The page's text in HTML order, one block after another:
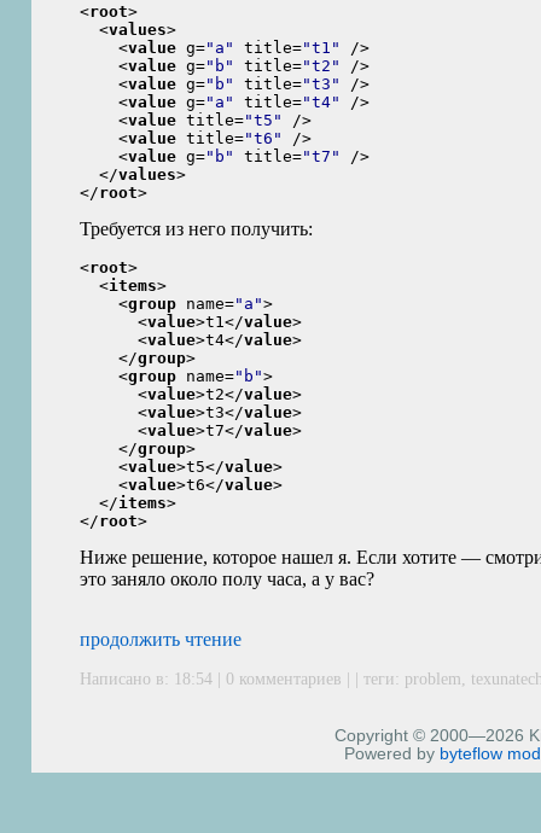
<root>
<values>
<value g="a" title="t1"
/>
<value g="b" title="t2"
/>
<value g="b" title="t3"
/>
<value g="a" title="t4"
/>
<value title="t5"
/>
<value title="t6"
/>
<value g="b" title="t7"
/>
</values>
</root>
Требуется из него получить:
<root>
<items>
<group name="a">
<value>t1</value>
<value>t4</value>
</group>
<group name="b">
<value>t2</value>
<value>t3</value>
<value>t7</value>
</group>
<value>t5</value>
<value>t6</value>
</items>
</root>
Ниже решение, которое нашел я. Если хотите —
это заняло около полу часа, а у вас?
продолжить чтение
Написано в: 18:54 | 0 комментариев | | теги: problem
Copyright © 2000—2026
Powered by byteflow